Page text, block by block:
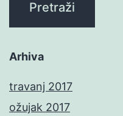
Arhiva
travanj 2017
ožujak 2017